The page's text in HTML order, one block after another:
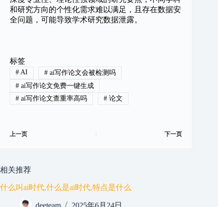
和研究方向的个性化需求难以满足，且存在数据安
全问题，可能导致学术研究数据泄露。
标签
#AI #ai写作论文会被检测吗
#ai写作论文免费一键生成
#ai写作论文查重率高吗 #论文
上一页 下一页
相关推荐
什么叫ai时代,什么是ai时代,特点是什么
deeteam 2025年6月24日